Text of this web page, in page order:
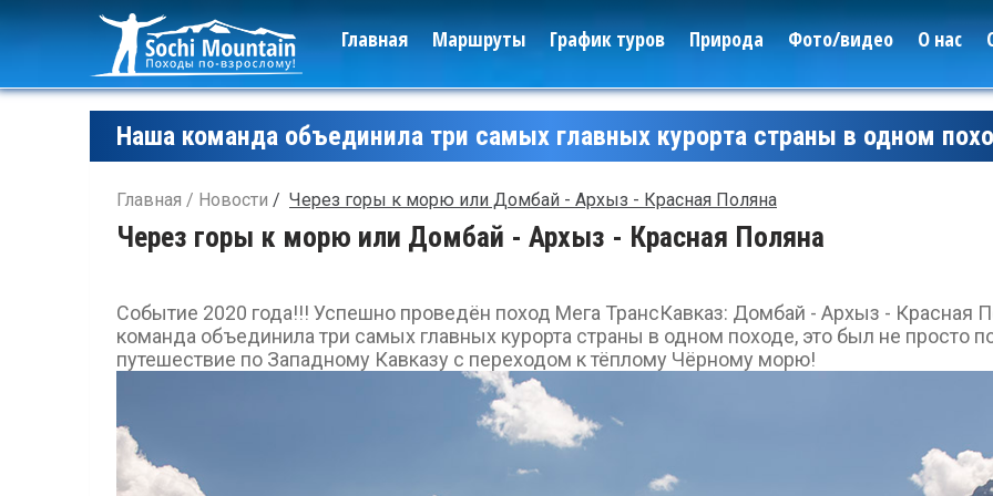
Главная Маршруты График туров Природа Фото/видео О нас
Наша команда объединила три самых главных курорта страны в одном
Главная Новости Через горы к морю или Домбай - Архыз - Красная Поляна
Через горы к морю или Домбай - Архыз - Красная Поляна
Событие 2020 года!!! Успешно проведён поход Мега ТрансКавказ: Домбай - Архыз - Красная
команда объединила три самых главных курорта страны в одном походе, это был не просто
путешествие по Западному Кавказу с переходом к тёплому Чёрному морю!
Леса